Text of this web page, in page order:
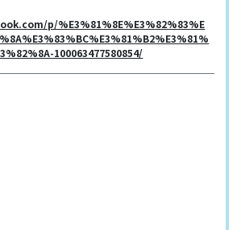
p/%E3%81%8E%E3%82%83%E
100063477580854/